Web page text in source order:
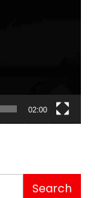
02:00
Search